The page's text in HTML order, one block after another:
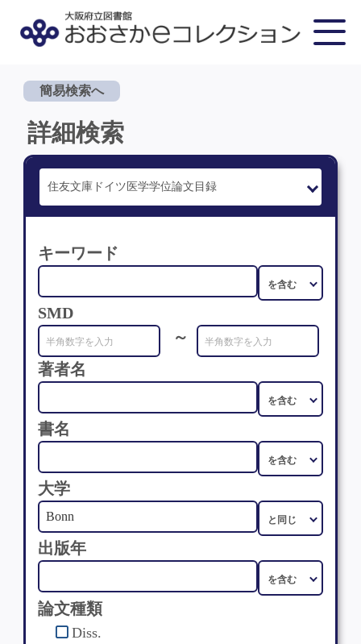
簡易検索へ
詳細検索
キーワード
SMD
～
著者名
書名
大学
出版年
論文種類
Diss.